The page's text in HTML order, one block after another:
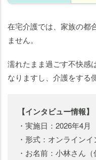
在宅介護では、家族の都
ません。
濡れたまま過ごす不快感
なりますし、介護をする
【インタビュー情報】
・実施日：2026年4月
・形式：オンライン
・お名前：小林さん（